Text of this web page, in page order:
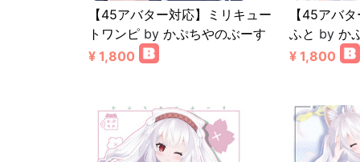
【45アバター対応】ミリキュー
トワンピ by かぷちやのぶーす
¥ 1,800
【45アバ
ふと by か
¥ 1,800